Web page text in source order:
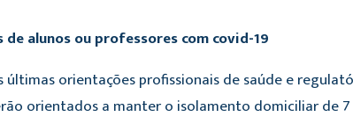
de alunos ou professores com covid-19
últimas orientações profissionais de saúde e
orientados a manter o isolamento domiciliar de